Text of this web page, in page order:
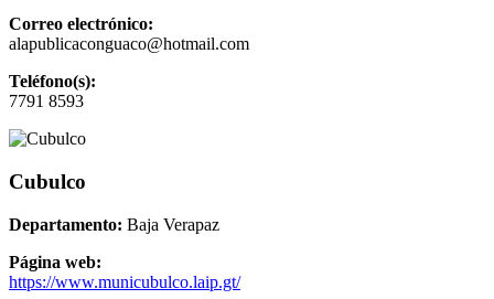
Correo electrónico:
alapublicaconguaco@hotmail.com
Teléfono(s):
7791 8593
Cubulco
Departamento: Baja Verapaz
Página web:
https://www.municubulco.laip.gt/